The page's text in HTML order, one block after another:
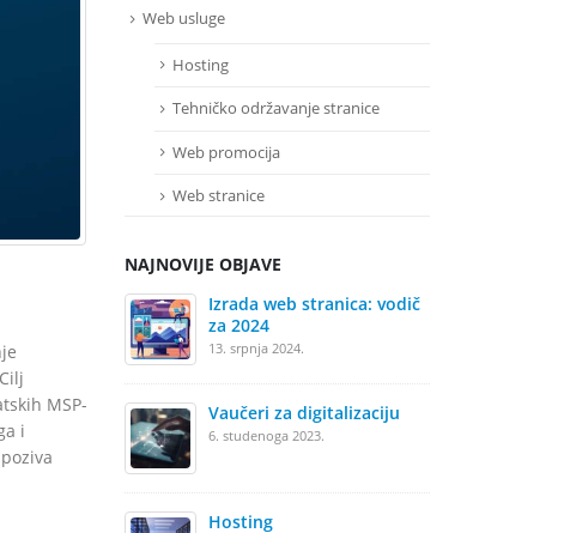
MSP-
i
Web usluge
Hosting
Tehničko održavanje stranice
Web promocija
Web stranice
NAJNOVIJE OBJAVE
Izrada web stranica: vodič
za 2024
13. srpnja 2024.
Vaučeri za digitalizaciju
6. studenoga 2023.
Hosting